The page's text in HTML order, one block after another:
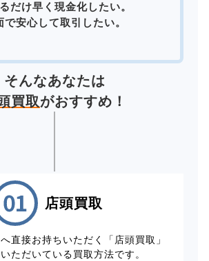
だけ早く現金化したい。
で安心して取引したい。
そんなあなたは
買取がおすすめ！
店頭買取
直接お持ちいただく「店頭買取」
ただいている買取方法です。